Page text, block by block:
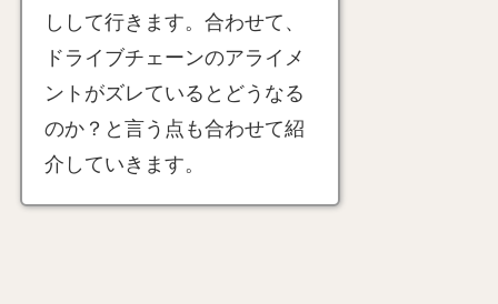
しして行きます。合わせて、
ドライブチェーンのアライメ
ントがズレているとどうなる
のか？と言う点も合わせて紹
介していきます。